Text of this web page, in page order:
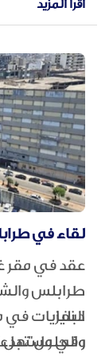
"فرانس برس".
السبت، على
اقرأ المزيد
لقاء في
عقد في مقر
طرابلس
النفايات في
والحلول"،
دبليز
وفي مستهل